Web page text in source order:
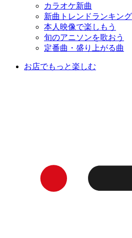
カラオケ新曲
新曲トレンドランキング
本人映像で楽しもう
旬のアニソンを歌おう
定番曲・盛り上がる曲
お店でもっと楽しむ